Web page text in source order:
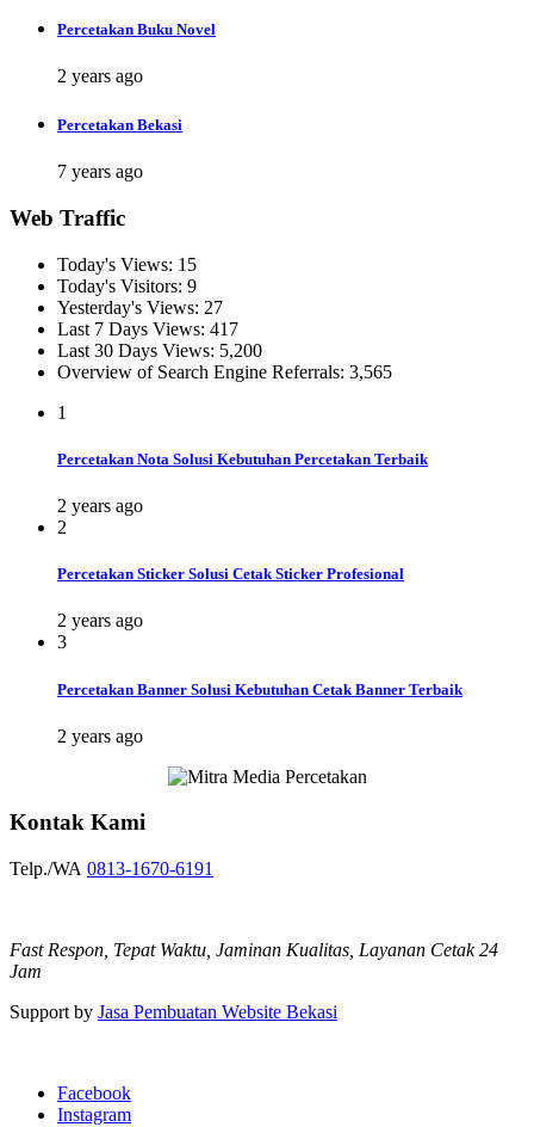
Percetakan Buku Novel
2 years ago
Percetakan Bekasi
7 years ago
Web Traffic
Today's Views: 15
Today's Visitors: 9
Yesterday's Views: 27
Last 7 Days Views: 417
Last 30 Days Views: 5,200
Overview of Search Engine Referrals: 3,565
1
Percetakan Nota Solusi Kebutuhan Percetakan Terbaik
2 years ago
2
Percetakan Sticker Solusi Cetak Sticker Profesional
2 years ago
3
Percetakan Banner Solusi Kebutuhan Cetak Banner Terbaik
2 years ago
Kontak Kami
Telp./WA 0813-1670-6191
Fast Respon, Tepat Waktu, Jaminan Kualitas, Layanan Cetak 24
Jam
Support by Jasa Pembuatan Website Bekasi
Facebook
Instagram